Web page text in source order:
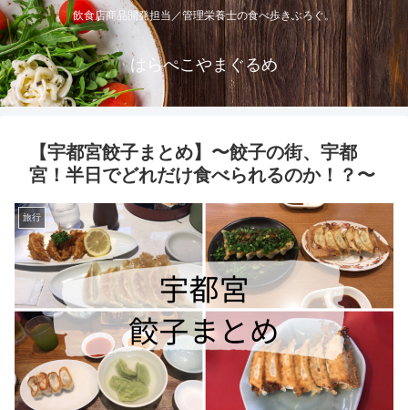
飲食店商品開発担当／管理栄養士の食べ歩きぶろぐ。
はらぺこやまぐるめ
【宇都宮餃子まとめ】〜餃子の街、宇都
宮！半日でどれだけ食べられるのか！？〜
旅行